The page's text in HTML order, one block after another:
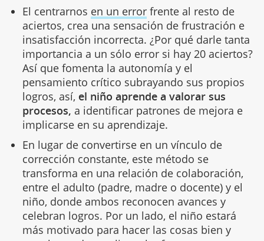
El centrarnos en un errorfrente al resto de
aciertos, crea una sensación de frustración e
insatisfacción incorrecta. ¿Por qué darle tanta
importancia a un sólo error si hay 20 aciertos?
Así que fomenta la autonomía y el
pensamiento crítico subrayando sus propios
logros, así, el niño aprende a valorar sus
procesos, a identificar patrones de mejora e
implicarse en su aprendizaje.
En lugar de convertirse en un vínculo de
corrección constante, este método se
transforma en una relación de colaboración,
entre el adulto (padre, madre o docente) y el
niño, donde ambos reconocen avances y
celebran logros. Por un lado, el niño estará
más motivado para hacer las cosas bien y